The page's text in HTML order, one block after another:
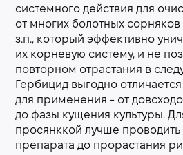
системного действия для
от многих болотных сорняков
з.п., который эффективно
их корневую систему, и не
повторном отрастания в
Гербицид выгодно
для применения - от
до фазы кущения культуры.
просянккой лучше проводить
препарата до прорастания